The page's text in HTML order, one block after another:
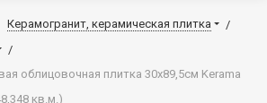
Керамогранит, керамическая плитка
облицовочная плитка 30х89,5см Kerama
кв.м.)